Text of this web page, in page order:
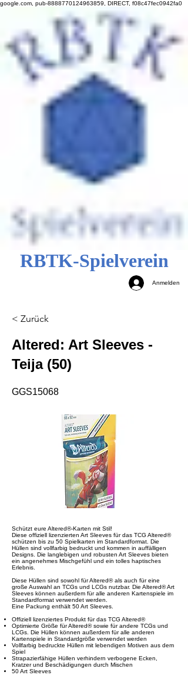
google.com, pub-8888770124963859, DIRECT, f08c47fec0942fa0
RBTK-Spielverein
Anmelden
< Zurück
Altered: Art Sleeves -
Teija (50)
GGS15068
Schützt eure Altered®-Karten mit Stil!
Diese offiziell lizenzierten Art Sleeves für das TCG Altered®
schützen bis zu 50 Spielkarten im Standardformat. Die
Hüllen sind vollfarbig bedruckt und kommen in auffälligen
Designs. Die langlebigen und robusten Art Sleeves bieten
ein angenehmes Mischgefühl und ein tolles haptisches
Erlebnis.
Diese Hüllen sind sowohl für Altered® als auch für eine
große Auswahl an TCGs und LCGs nutzbar. Die Altered® Art
Sleeves können außerdem für alle anderen Kartenspiele im
Standardformat verwendet werden.
Eine Packung enthält 50 Art Sleeves.
Offiziell lizenziertes Produkt für das TCG Altered®
Optimierte Größe für Altered® sowie für andere TCGs und
LCGs. Die Hüllen können außerdem für alle anderen
Kartenspiele in Standardgröße verwendet werden
Vollfarbig bedruckte Hüllen mit lebendigen Motiven aus dem
Spiel
Strapazierfähige Hüllen verhindern verbogene Ecken,
Kratzer und Beschädigungen durch Mischen
50 Art Sleeves